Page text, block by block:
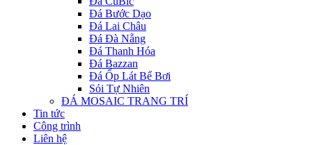
Đá Bước Dạo
Đá Lai Châu
Đá Đà Nẵng
Đá Thanh Hóa
Đá Bazzan
Đá Ốp Lát Bể Bơi
Sỏi Tự Nhiên
ĐÁ MOSAIC TRANG TRÍ
Tin tức
Công trình
Liên hệ